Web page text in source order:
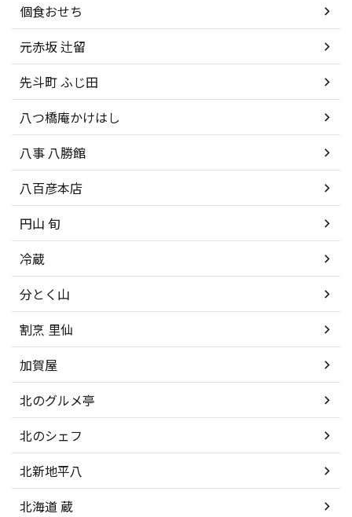
個食おせち
元赤坂 辻留
先斗町 ふじ田
八つ橋庵かけはし
八事 八勝館
八百彦本店
円山 旬
冷蔵
分とく山
割烹 里仙
加賀屋
北のグルメ亭
北のシェフ
北新地平八
北海道 蔵